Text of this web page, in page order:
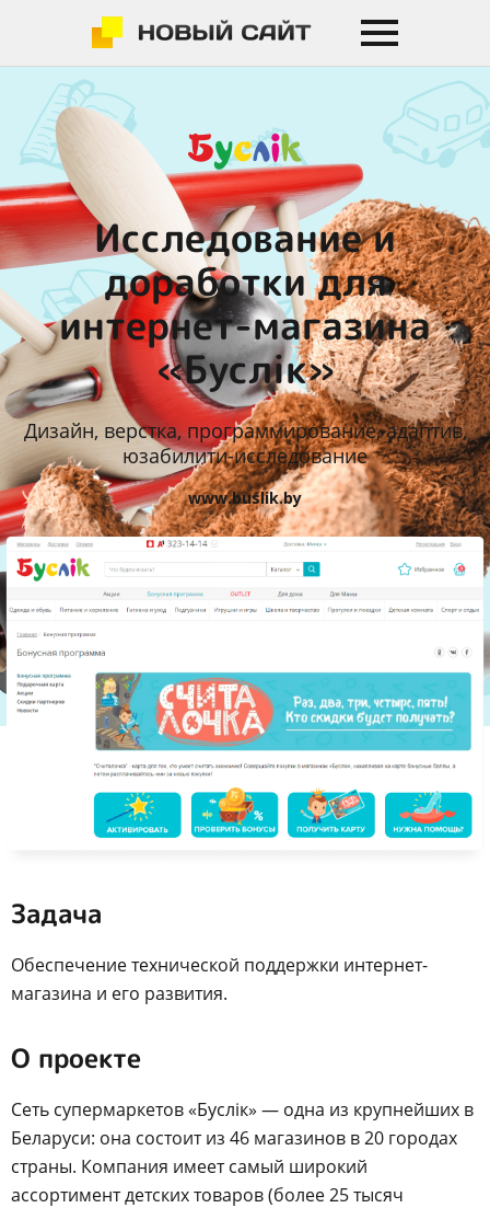
Исследование и
доработки для
интернет-магазина
«Буслiк»
Дизайн, верстка, программирование, адаптив,
юзабилити-исследование
www.buslik.by
Задача
Обеспечение технической поддержки интернет-
магазина и его развития.
О проекте
Сеть супермаркетов «Буслiк» — одна из крупнейших в
Беларуси: она состоит из 46 магазинов в 20 городах
страны. Компания имеет самый широкий
ассортимент детских товаров (более 25 тысяч